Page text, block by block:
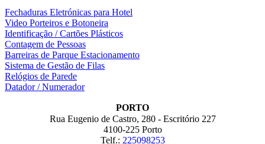
Fechaduras Eletrónicas para Hotel
Video Porteiros e Botoneira
Identificação / Cartões Plásticos
Contagem de Pessoas
Barreiras de Parque Estacionamento
Sistema de Gestão de Filas
Relógios de Parede
Datador / Numerador
PORTO
Rua Eugenio de Castro, 280 - Escritório 227
4100-225 Porto
Telf.: 225098253